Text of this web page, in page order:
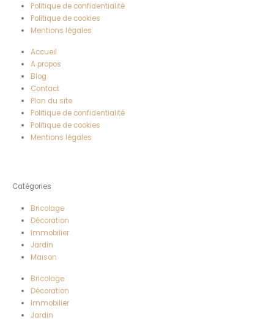
Politique de confidentialité
Politique de cookies
Mentions légales
Accueil
A propos
Blog
Contact
Plan du site
Politique de confidentialité
Politique de cookies
Mentions légales
Catégories
Bricolage
Décoration
Immobilier
Jardin
Maison
Bricolage
Décoration
Immobilier
Jardin